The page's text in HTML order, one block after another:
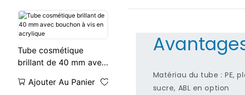
Matériau du tube : PE,
sucre, ABL en option
Tube cosmétique
brillant de 40 mm avec
acrylique
Ajouter Au Panier